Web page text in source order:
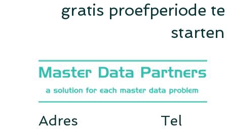
gratis proefperiode te
starten
Adres Tel